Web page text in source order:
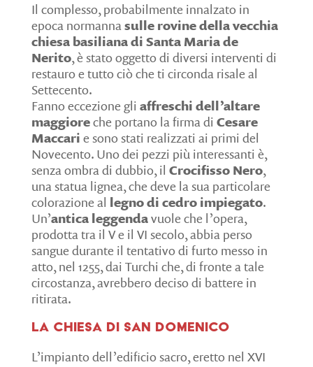
Il complesso, probabilmente innalzato in
epoca normannasulle rovine della vecchia
chiesa basiliana di Santa Maria de
Nerito, è stato oggetto di diversi interventi di
restauro e tutto ciò che ti circonda risale al
Settecento.
Fanno eccezione gli affreschi dell’altare
maggioreche portano la firma di Cesare
Maccari e sono stati realizzati ai primi del
Novecento. Uno dei pezzi più interessanti è,
senza ombra di dubbio, il Crocifisso Nero,
una statua lignea, che deve la sua particolare
colorazione al legno di cedro impiegato.
Un’antica leggendavuole che l’opera,
prodotta tra il V e il VI secolo, abbia perso
sangue durante il tentativo di furto messo in
atto, nel 1255, dai Turchi che, di fronte a tale
circostanza, avrebbero deciso di battere in
ritirata.
La Chiesa di San Domenico
L’impianto dell’edificio sacro, eretto nel XVI